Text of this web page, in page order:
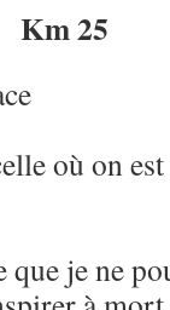
Km 25
où on est
que je ne